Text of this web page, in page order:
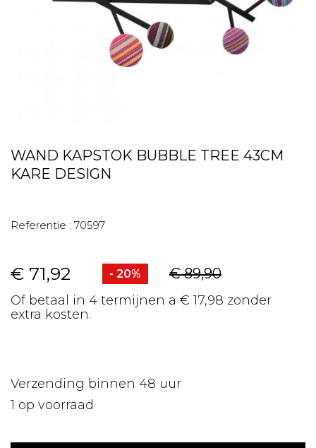
WAND KAPSTOK BUBBLE TREE 43CM
KARE DESIGN
Referentie : 70597
€ 71,92 - 20% € 89,90
Of betaal in 4 termijnen a € 17,98 zonder
extra kosten.
Verzending binnen 48 uur
1 op voorraad